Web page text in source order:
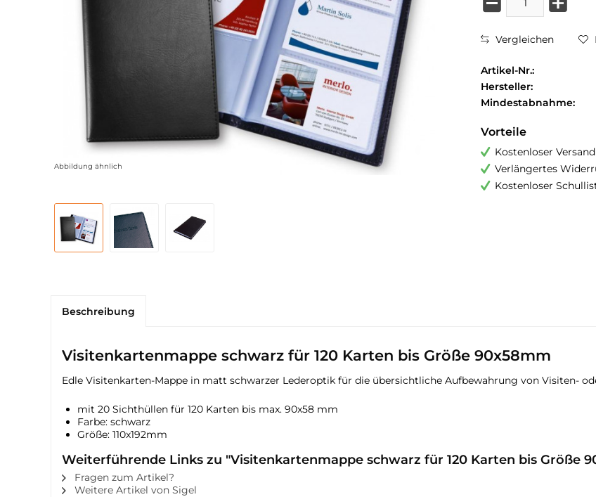
Abbildung ähnlich
Vergleichen
Artikel-Nr.:
Hersteller:
Mindestabnahme:
Vorteile
Kostenloser
Verlängertes
Kostenloser
Beschreibung
Visitenkartenmappe schwarz für 120 Karten bis Größe 90x58mm
Edle Visitenkarten-Mappe in matt schwarzer Lederoptik für die übersichtliche Aufbewahrung von Visiten-
mit 20 Sichthüllen für 120 Karten bis max. 90x58 mm
Farbe: schwarz
Größe: 110x192mm
Weiterführende Links zu "Visitenkartenmappe schwarz für 120 Karten bis Größe
Fragen zum Artikel?
Weitere Artikel von Sigel